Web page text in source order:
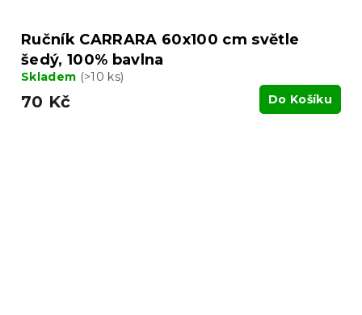
Ručník CARRARA 60x100 cm světle
šedý, 100% bavlna
Skladem (>10 ks)
70 Kč Do Košíku